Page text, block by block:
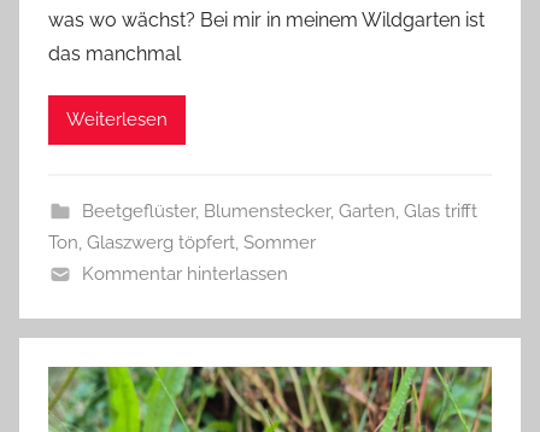
G
e
r
was wo wächst? Bei mir in meinem Wildgarten ist
das manchmal
Weiterlesen
Beetgeflüster, Blumenstecker, Garten, Glas trifft
Ton, Glaszwerg töpfert, Sommer
Kommentar hinterlassen